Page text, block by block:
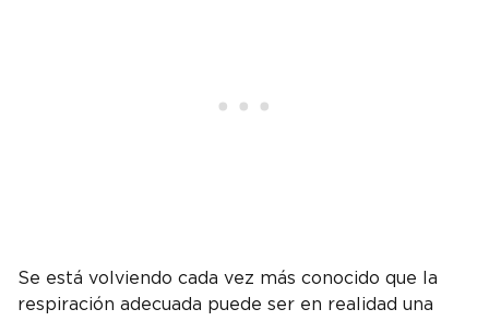
Se está volviendo cada vez más conocido que la
respiración adecuada puede ser en realidad una